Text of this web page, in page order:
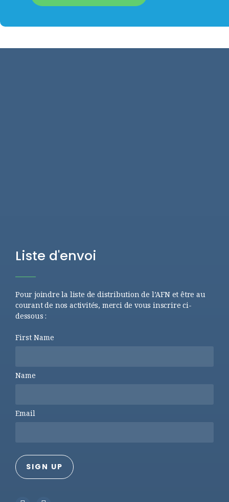
Liste d'envoi
Pour joindre la liste de distribution de l’AFN et être au
courant de nos activités, merci de vous inscrire ci-
dessous :
First Name
Name
Email